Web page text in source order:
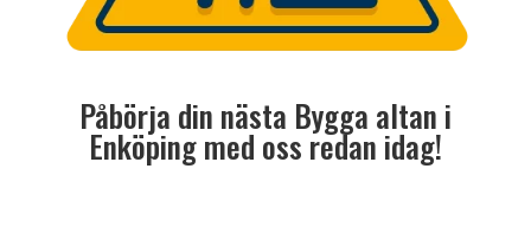
Påbörja din nästa Bygga altan i
Enköping med oss redan idag!